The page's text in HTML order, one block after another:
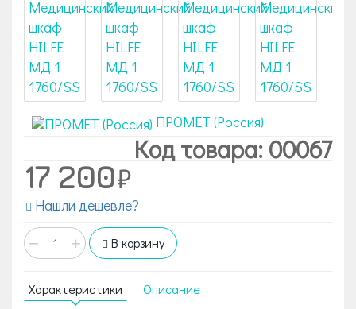
ПРОМЕТ (Россия)
Код товара: 00067
17 200
Нашли дешевле?
− + В корзину
Характеристики Описание